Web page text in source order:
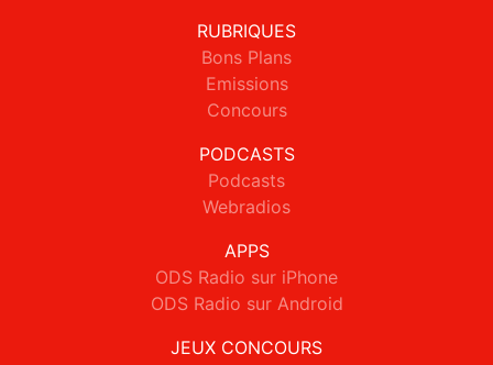
RUBRIQUES
Bons Plans
Emissions
Concours
PODCASTS
Podcasts
Webradios
APPS
ODS Radio sur iPhone
ODS Radio sur Android
JEUX CONCOURS